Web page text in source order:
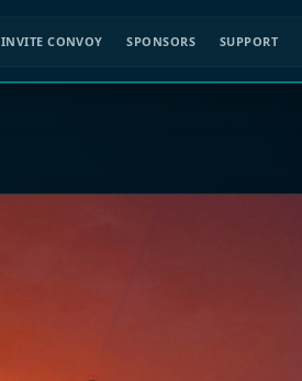
INVITE CONVOY SPONSORS SUPPORT